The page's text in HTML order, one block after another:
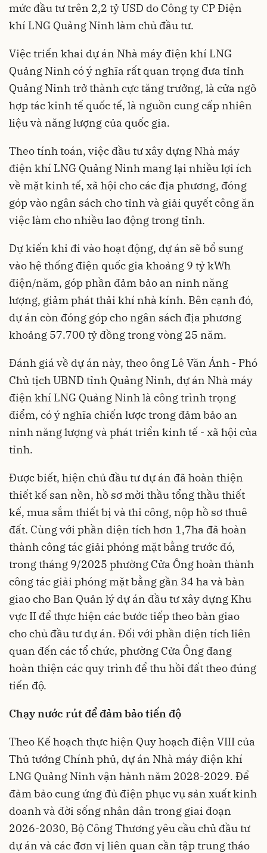
mức đầu tư trên 2,2 tỷ USD do Công ty CP Điện
khí LNG Quảng Ninh làm chủ đầu tư.
Việc triển khai dự án Nhà máy điện khí LNG
Quảng Ninh có ý nghĩa rất quan trọng đưa tỉnh
Quảng Ninh trở thành cực tăng trưởng, là cửa ngõ
hợp tác kinh tế quốc tế, là nguồn cung cấp nhiên
liệu và năng lượng của quốc gia.
Theo tính toán, việc đầu tư xây dựng Nhà máy
điện khí LNG Quảng Ninh mang lại nhiều lợi ích
về mặt kinh tế, xã hội cho các địa phương, đóng
góp vào ngân sách cho tỉnh và giải quyết công ăn
việc làm cho nhiều lao động trong tỉnh.
Dự kiến khi đi vào hoạt động, dự án sẽ bổ sung
vào hệ thống điện quốc gia khoảng 9 tỷ kWh
điện/năm, góp phần đảm bảo an ninh năng
lượng, giảm phát thải khí nhà kính. Bên cạnh đó,
dự án còn đóng góp cho ngân sách địa phương
khoảng 57.700 tỷ đồng trong vòng 25 năm.
Đánh giá về dự án này, theo ông Lê Văn Ánh - Phó
Chủ tịch UBND tỉnh Quảng Ninh, dự án Nhà máy
điện khí LNG Quảng Ninh là công trình trọng
điểm, có ý nghĩa chiến lược trong đảm bảo an
ninh năng lượng và phát triển kinh tế - xã hội của
tỉnh.
Được biết, hiện chủ đầu tư dự án đã hoàn thiện
thiết kế san nền, hồ sơ mời thầu tổng thầu thiết
kế, mua sắm thiết bị và thi công, nộp hồ sơ thuê
đất. Cùng với phần diện tích hơn 1,7ha đã hoàn
thành công tác giải phóng mặt bằng trước đó,
trong tháng 9/2025 phường Cửa Ông hoàn thành
công tác giải phóng mặt bằng gần 34 ha và bàn
giao cho Ban Quản lý dự án đầu tư xây dựng Khu
vực II để thực hiện các bước tiếp theo bàn giao
cho chủ đầu tư dự án. Đối với phần diện tích liên
quan đến các tổ chức, phường Cửa Ông đang
hoàn thiện các quy trình để thu hồi đất theo đúng
tiến độ.
Chạy nước rút để đảm bảo tiến độ
Theo Kế hoạch thực hiện Quy hoạch điện VIII của
Thủ tướng Chính phủ, dự án Nhà máy điện khí
LNG Quảng Ninh vận hành năm 2028-2029. Để
đảm bảo cung ứng đủ điện phục vụ sản xuất kinh
doanh và đời sống nhân dân trong giai đoạn
2026-2030, Bộ Công Thương yêu cầu chủ đầu tư
dự án và các đơn vị liên quan cần tập trung tháo